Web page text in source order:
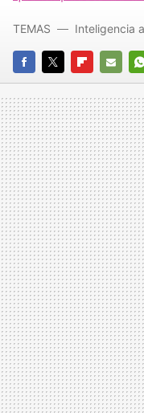
FACEBOOK
TWITTERFLIPBOARD
E-
MAIL
TEMAS Inteligencia